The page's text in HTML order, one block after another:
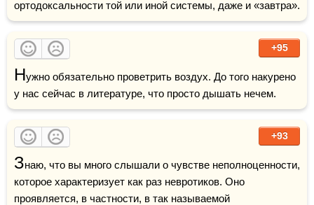
+95
Нужно обязательно проветрить воздух. До того накурено
у нас сейчас в литературе, что просто дышать нечем.
+93
Знаю, что вы много слышали о чувстве неполноценности,
которое характеризует как раз невротиков. Оно
проявляется, в частности, в так называемой